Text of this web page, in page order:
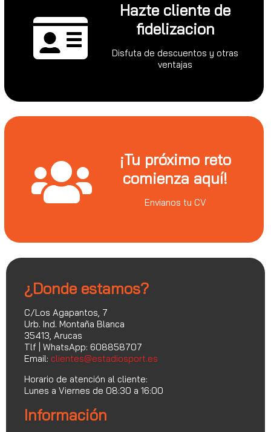
Hazte cliente de
fidelizacion
Disfuta de descuentos y otras
ventajas
¡Tu próximo reto
comienza aquí!
Envianos tu CV
¿Donde estamos?
C/Los Agapantos, 7
Urb. Ind. Montaña Blanca
35413, Arucas
Tlf | WhatsApp: 608858707
Email: clientes@estadiosport.es
Horario de atención al cliente:
Lunes a Viernes de 08:30 a 16:00
Información